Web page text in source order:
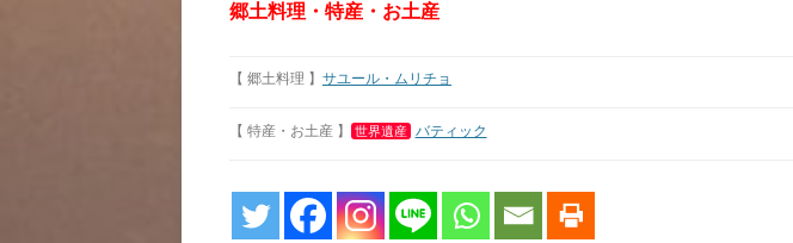
郷土料理・特産・お土産
【 郷土料理 】 サユール・ムリチョ
【 特産・お土産 】 世界遺産 バティック